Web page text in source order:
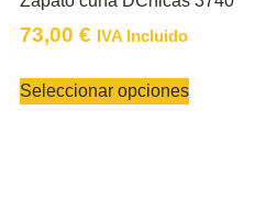
73,00 € IVA Incluido
Seleccionar opciones